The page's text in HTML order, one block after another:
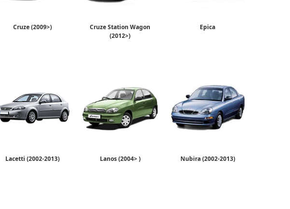
Cruze (2009>)
Cruze Station Wagon
(2012>)
Epica
Lacetti (2002-2013) Lanos (2004> ) Nubira (2002-2013)